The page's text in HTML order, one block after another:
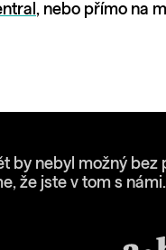
, nebo přímo na
by nebyl možný
že jste v tom s námi.